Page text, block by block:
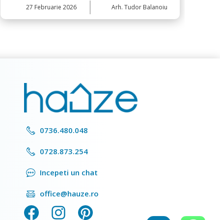
27Mai 2026 Arh. Tudor Balanoiu
0736.480.048
0728.873.254
Incepeti un chat
office@hauze.ro